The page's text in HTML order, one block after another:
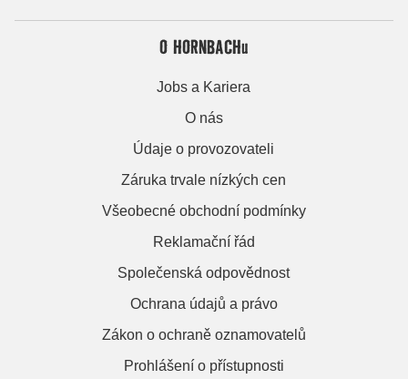
O HORNBACHu
Jobs a Kariera
O nás
Údaje o provozovateli
Záruka trvale nízkých cen
Všeobecné obchodní podmínky
Reklamační řád
Společenská odpovědnost
Ochrana údajů a právo
Zákon o ochraně oznamovatelů
Prohlášení o přístupnosti